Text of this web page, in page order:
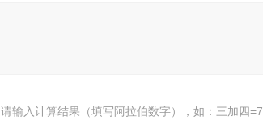
请输入计算结果（填写阿拉伯数字），如：三加四=7